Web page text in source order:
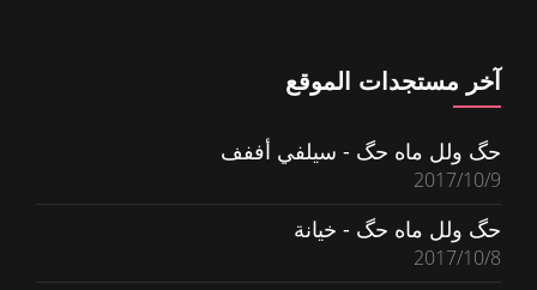
آخر مستجدات الموقع
حگ ولل ماه حگ - سيلفي أففف
2017/10/9
حگ ولل ماه حگ - خيانة
2017/10/8